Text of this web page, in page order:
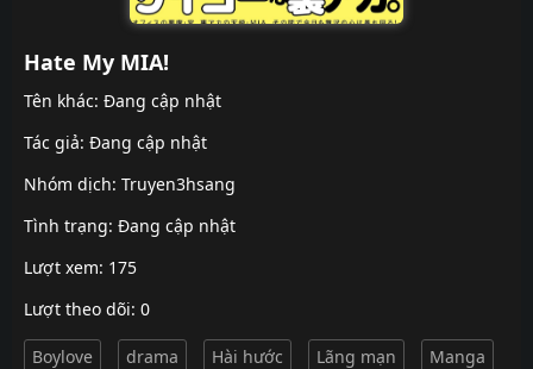
Hate My MIA!
Tên khác: Đang cập nhật
Tác giả: Đang cập nhật
Nhóm dịch: Truyen3hsang
Tình trạng: Đang cập nhật
Lượt xem: 175
Lượt theo dõi: 0
Boylove drama Hài hước Lãng mạn
Manga